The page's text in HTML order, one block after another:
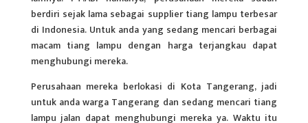
berdiri sejak lama sebagai supplier tiang lampu terbesar
di Indonesia. Untuk anda yang sedang mencari berbagai
macam tiang lampu dengan harga terjangkau dapat
menghubungi mereka.
Perusahaan mereka berlokasi di Kota Tangerang, jadi
untuk anda warga Tangerang dan sedang mencari tiang
lampu jalan dapat menghubungi mereka ya. Waktu itu